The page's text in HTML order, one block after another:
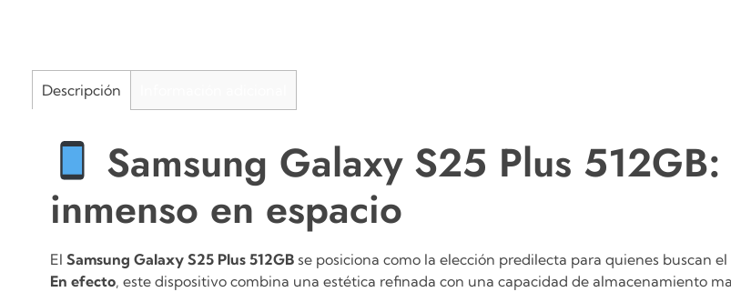
Descripción
Samsung Galaxy S25 Plus
inmenso en espacio
El Samsung Galaxy S25 Plus 512GB se posiciona como la elección predilecta para quienes buscan
En efecto, este dispositivo combina una estética refinada con una capacidad de almacenamiento